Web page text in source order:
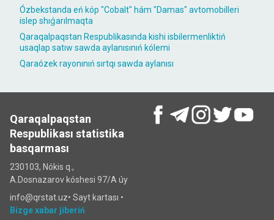
Ózbekstanda eń kóp "Cobalt" hám "Damas" avtomobilleri
islep shıǵarılmaqta
Qaraqalpaqstan Respublikasında kishi isbilermenliktiń
usaqlap satıw sawda aylanısınıń kólemi
Qaraózek rayonınıń sırtqı sawda aylanısı
Qaraqalpaqstan
Respublikası statistika
basqarması
230103, Nókis q.,
A.Dosnazarov kóshesi 97/A úy
info@qrstat.uz• Sayt kartası •
Bizge xabar jiberiń